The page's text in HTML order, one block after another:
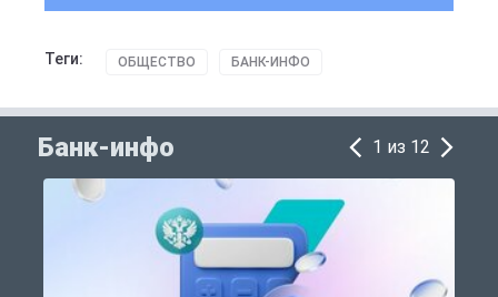
Теги: ОБЩЕСТВО БАНК-ИНФО
Банк-инфо 1 из 12